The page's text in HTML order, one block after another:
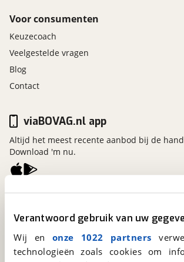
Verantwoord gebruik van uw
Wij en onze 1022 partners
technologieën zoals cookies om
Voor consumenten
Keuzecoach
Veelgestelde vragen
Blog
Contact
viaBOVAG.nl
Kosterijland
3981 AJ Bunnik
Een initiatief van
BOVAG
viaBOVAG.nl app
Altijd het meest recente aanbod bij de
Download 'm nu.